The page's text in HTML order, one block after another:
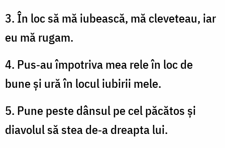
3. În loc să mă iubească, mă cleveteau, iar
eu mă rugam.
4. Pus‑au împotriva mea rele în loc de
bune și ură în locul iubirii mele.
5. Pune peste dânsul pe cel păcătos și
diavolul să stea de‑a dreapta lui.